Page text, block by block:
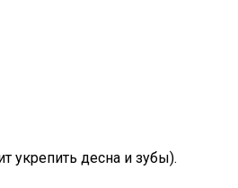
укрепить десна и зубы).